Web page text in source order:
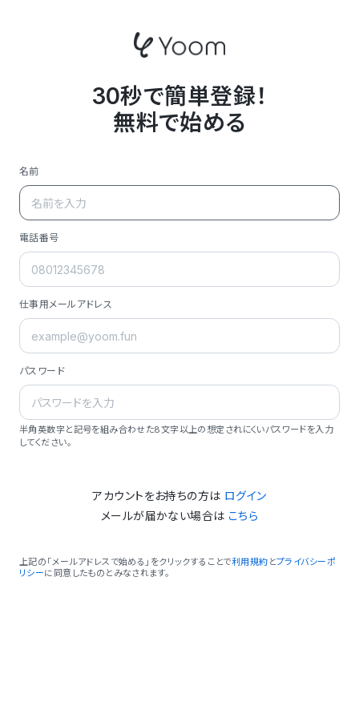
30秒で簡単登録！
無料で始める
名前
電話番号
仕事用メールアドレス
パスワード
半角英数字と記号を組み合わせた8文字以上の想定されにくいパスワードを入力
してください。
アカウントをお持ちの方は ログイン
メールが届かない場合は こちら
上記の「メールアドレスで始める」をクリックすることで利用規約 とプライバシーポ
リシーに同意したものとみなされます。